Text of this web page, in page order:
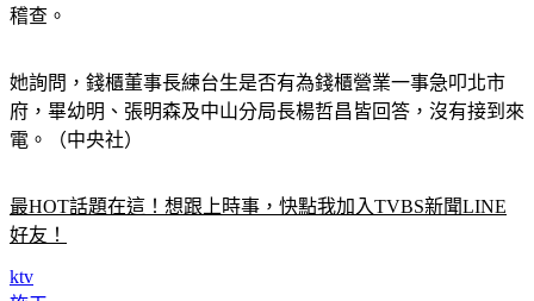
立自救會，向錢櫃求償理賠，並希望北市府對錢櫃等業者嚴格
她詢問，錢櫃董事長練台生是否有為錢櫃營業一事急叩北市
府，畢幼明、張明森及中山分局長楊哲昌皆回答，沒有接到來
最HOT話題在這！想跟上時事，快點我加入TVBS新聞LINE